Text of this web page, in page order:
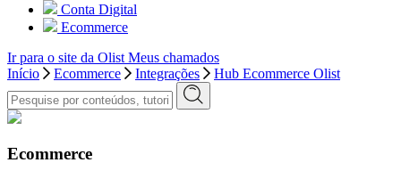
Conta Digital
Ecommerce
Ir para o site da Olist Meus chamados
Início
Ecommerce Integrações Hub Ecommerce Olist
Ecommerce